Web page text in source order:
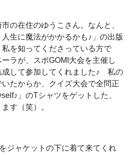
の在住のゆうこさん。なんと、
人生に魔法がかかるかも♪」の出版
を知ってくださっている方で
ラが、スポGOMI大会を主催し
成して参加してくれました♪ 私の
たからか、クイズ大会で全問正
」のTシャツをゲットした、
す（笑）。
ジャケットの下に着て来てくれ